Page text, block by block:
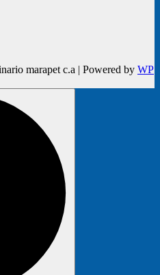
marapet c.a | Powered by WP